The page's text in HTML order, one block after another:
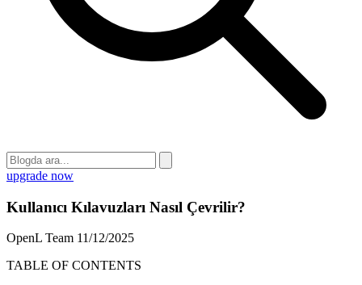
upgrade now
Kullanıcı Kılavuzları Nasıl Çevrilir?
OpenL Team 11/12/2025
TABLE OF CONTENTS